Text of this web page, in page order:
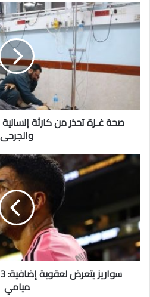
صحة
غـزة
تحذر
إنسانية
آلاف
المرضىصحة غـزة تحذر من كارثة
والجرحى
سواريز
مباريات
خارج
قائمة
إنتر
ميامي
ميامي